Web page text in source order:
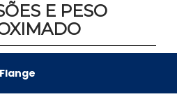
E PESO
Flange